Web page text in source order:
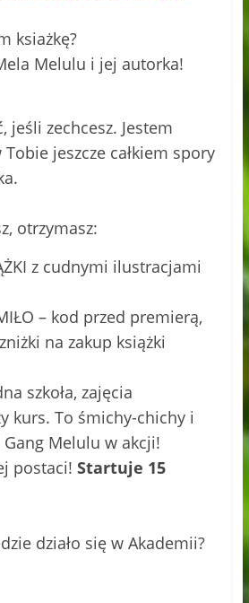
ksiażkę?
Melulu i jej autorka!
jeśli zechcesz. Jestem
jeszcze całkiem spory
otrzymasz:
z cudnymi ilustracjami
– kod przed premierą,
na zakup książki
szkoła, zajęcia
kurs. To śmichy-chichy i
Melulu w akcji!
postaci! Startuje 15
działo się w Akademii?